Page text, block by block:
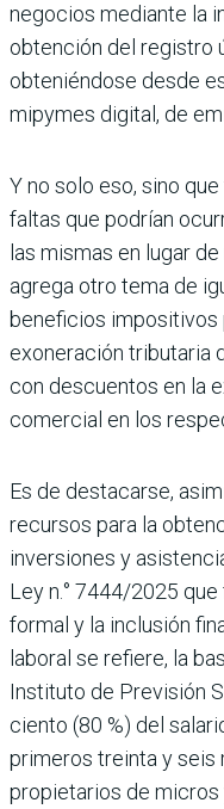
negocios mediante la
obtención del regis­tro
obte­niéndose desde
mipymes digital, de
Y no solo eso, sino
faltas que podrían
las mismas en lugar
agrega otro tema de
beneficios
exonera­ción tributaria
con descuentos en la
comercial en los
Es de destacarse,
recursos para la
inversiones y
Ley n.° 7444/2025
formal y la inclusión
laboral se refiere, la
Instituto de Previsión
ciento (80 %) del
primeros treinta y seis
propietarios de micros